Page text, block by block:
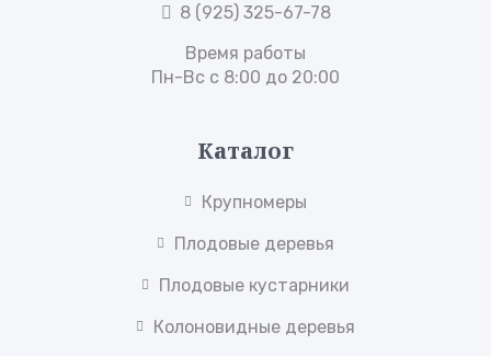
8 (925) 325-67-78
Время работы
Пн-Вс с 8:00 до 20:00
Каталог
Крупномеры
Плодовые деревья
Плодовые кустарники
Колоновидные деревья